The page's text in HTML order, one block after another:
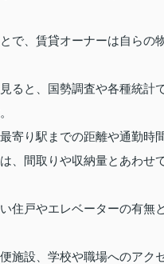
で、賃貸オーナーは自ら
ると、国勢調査や各種統
寄り駅までの距離や通勤時
、間取りや収納量とあわ
住戸やエレベーターの有
施設、学校や職場へのア